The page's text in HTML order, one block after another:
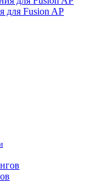
для Fusion AP